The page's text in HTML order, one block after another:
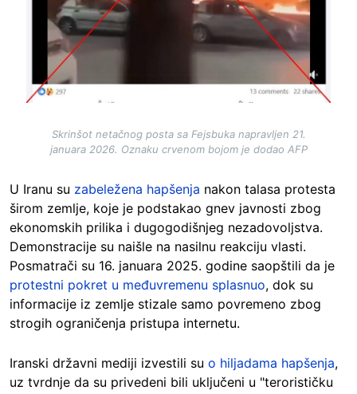
Skrinšot netačnog posta sa Fejsbuka napravljen 21.
januara 2026. Oznaku crvenom bojom je dodao AFP
U Iranu su zabeležena hapšenja nakon talasa protesta
širom zemlje, koje je podstakao gnev javnosti zbog
ekonomskih prilika i dugogodišnjeg nezadovoljstva.
Demonstracije su naišle na nasilnu reakciju vlasti.
Posmatrači su 16. januara 2025. godine saopštili da je
protestni pokret u međuvremenu splasnuo, dok su
informacije iz zemlje stizale samo povremeno zbog
strogih ograničenja pristupa internetu.
Iranski državni mediji izvestili su o hiljadama hapšenja,
uz tvrdnje da su privedeni bili uključeni u "terorističku